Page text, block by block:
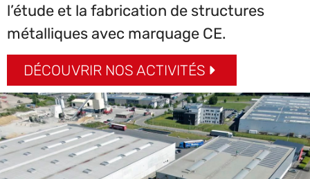
l’étude et la fabrication de structures
métalliques avec marquage CE.
DÉCOUVRIR NOS ACTIVITÉS